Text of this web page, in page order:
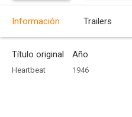
Información Trailers
Título original
Heartbeat
Año
1946